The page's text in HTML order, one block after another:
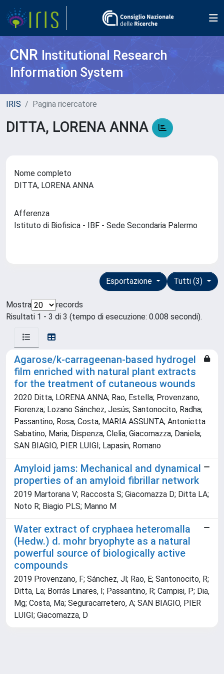
CNR Institutional Research
Information System
IRIS Pagina ricercatore
DITTA, LORENA ANNA
Nome completo
DITTA, LORENA ANNA
Afferenza
Istituto di Biofisica - IBF - Sede Secondaria Palermo
Tutti (3)
Esportazione
Mostra
records
Risultati 1 - 3 di 3 (tempo di esecuzione: 0.008 secondi).
Agarose/k-carrageenan-based hydrogel
film enriched with natural plant extracts
for the treatment of cutaneous wounds
2020 Ditta, LORENA ANNA; Rao, Estella; Provenzano,
Fiorenza; Lozano Sánchez, Jesús; Santonocito, Radha;
Passantino, Rosa; Costa, MARIA ASSUNTA; Antonietta
Sabatino, Maria; Dispenza, Clelia; Giacomazza, Daniela;
SAN BIAGIO, PIER LUIGI; Lapasin, Romano
Amyloid jams: Mechanical and dynamical
properties of an amyloid fibrillar network
2019 Martorana V; Raccosta S; Giacomazza D; Ditta LA;
Noto R; Biagio PLS; Manno M
Water extract of cryphaea heteromalla
(Hedw.) d. mohr bryophyte as a natural
powerful source of biologically active
compounds
2019 Provenzano, F; Sánchez, Jl; Rao, E; Santonocito, R;
Ditta, La; Borrás Linares, I; Passantino, R; Campisi, P; Dia,
Mg; Costa, Ma; Seguracarretero, A; SAN BIAGIO, PIER
LUIGI; Giacomazza, D